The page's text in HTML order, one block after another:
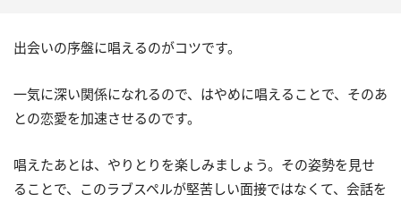
出会いの序盤に唱えるのがコツです。
一気に深い関係になれるので、はやめに唱えることで、そのあ
との恋愛を加速させるのです。
唱えたあとは、やりとりを楽しみましょう。その姿勢を見せ
ることで、このラブスペルが堅苦しい面接ではなくて、会話を